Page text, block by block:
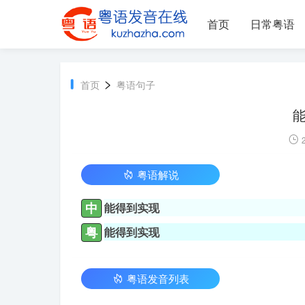
首页 日常粤语
首页 > 粤语句子
粤语解说
中 能得到实现
粤 能得到实现
粤语发音列表